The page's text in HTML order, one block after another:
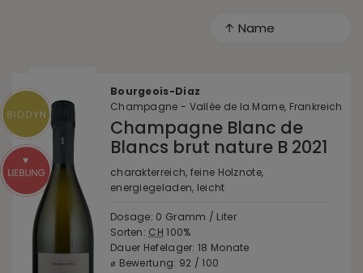
↑ Name
Bourgeois-Diaz
Champagne - Vallée de la Marne, Frankreich
Champagne Blanc de
Blancs brut nature B 2021
charakterreich, feine Holznote,
energiegeladen, leicht
Dosage: 0 Gramm / Liter
Sorten: CH 100%
Dauer Hefelager: 18 Monate
⌀ Bewertung: 92 / 100